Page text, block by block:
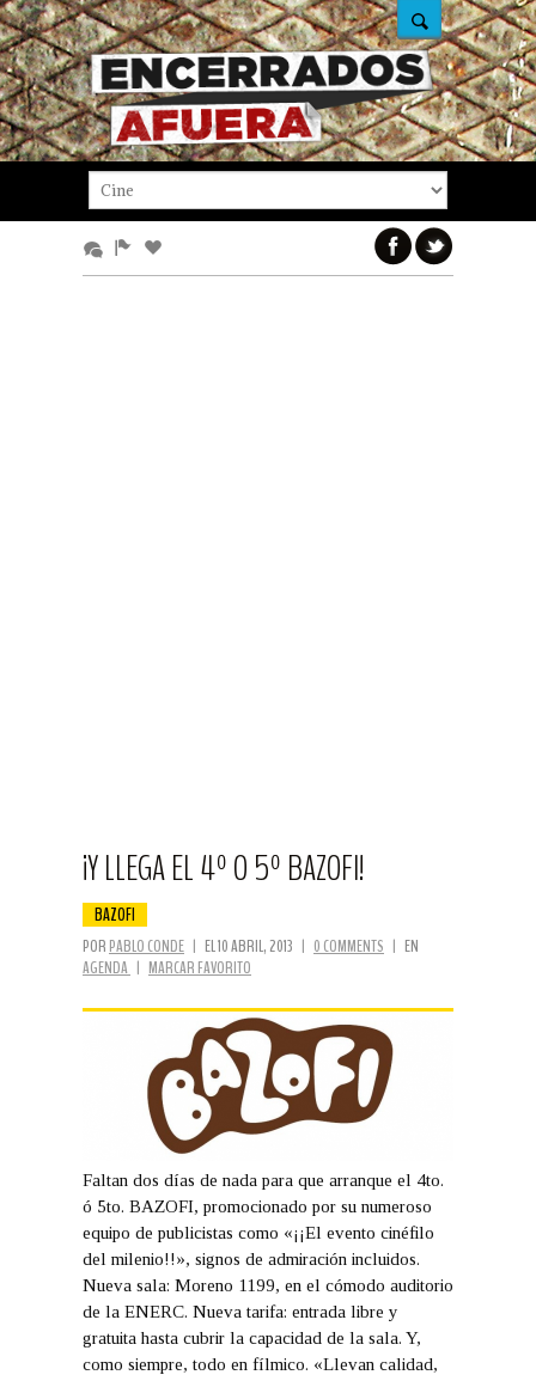
¡Y LLEGA EL 4º O 5º BAZOFI!
BAZOFI
POR PABLO CONDE | EL 10 ABRIL, 2013 | 0 COMMENTS | EN
AGENDA | MARCAR FAVORITO
Faltan dos días de nada para que arranque el 4to.
ó 5to. BAZOFI, promocionado por su numeroso
equipo de publicistas como «¡¡El evento cinéfilo
del milenio!!», signos de admiración incluidos.
Nueva sala: Moreno 1199, en el cómodo auditorio
de la ENERC. Nueva tarifa: entrada libre y
gratuita hasta cubrir la capacidad de la sala. Y,
como siempre, todo en fílmico. «Llevan calidad,